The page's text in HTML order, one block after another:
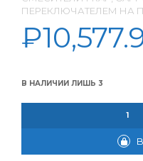
ПЕРЕКЛЮЧАТЕЛЕМ НА
₽
В НАЛИЧИИ ЛИШЬ 3